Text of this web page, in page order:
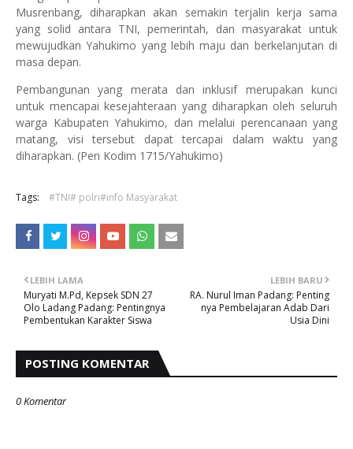
Musrenbang, diharapkan akan semakin terjalin kerja sama
yang solid antara TNI, pemerintah, dan masyarakat untuk
mewujudkan Yahukimo yang lebih maju dan berkelanjutan di
masa depan.
Pembangunan yang merata dan inklusif merupakan kunci
untuk mencapai kesejahteraan yang diharapkan oleh seluruh
warga Kabupaten Yahukimo, dan melalui perencanaan yang
matang, visi tersebut dapat tercapai dalam waktu yang
diharapkan. (Pen Kodim 1715/Yahukimo)
Tags: #TNI# polri#info Masyarakat
LEBIH BARU
RA. Nurul Iman Padang: Penting
nya Pembelajaran Adab Dari
Usia Dini
LEBIH LAMA
Muryati M.Pd, Kepsek SDN 27
Olo Ladang Padang: Pentingnya
Pembentukan Karakter Siswa
POSTING KOMENTAR
0 Komentar